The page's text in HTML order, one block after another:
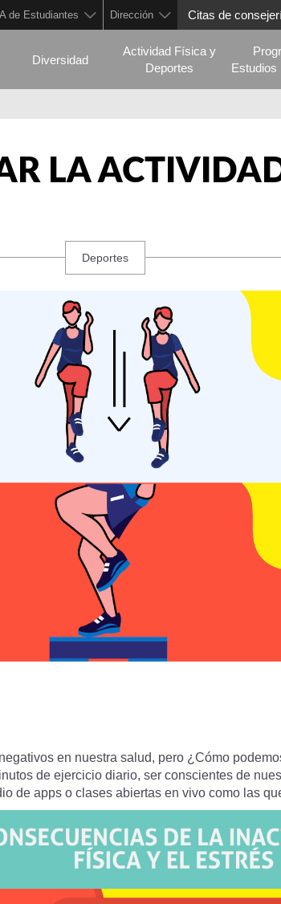
de Estudiantes Dirección Citas de
Diversidad
Actividad Física y
Deportes
Estudios
LA
Deportes
en nuestra salud, pero ¿Cómo
de ejercicio diario, ser conscientes de
de apps o clases abiertas en vivo como las